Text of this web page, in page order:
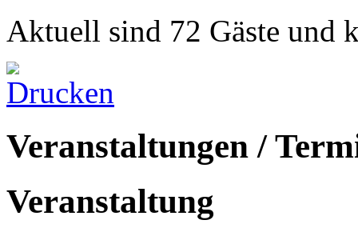
Aktuell sind 72 Gäste und
Veranstaltungen /
Veranstaltung